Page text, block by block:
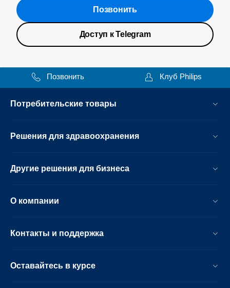
Позвонить
Доступ к Telegram
Позвонить Клуб Philips
Потребительские товары
Решения для здравоохранения
Другие решения для бизнеса
О компании
Контакты и поддержка
Оставайтесь в курсе